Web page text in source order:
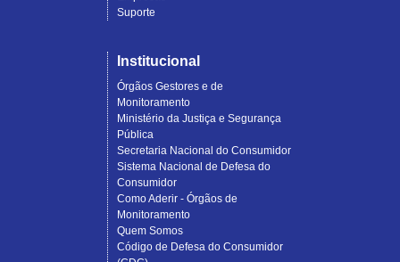
Suporte
Institucional
Órgãos Gestores e de
Monitoramento
Ministério da Justiça e Segurança
Pública
Secretaria Nacional do Consumidor
Sistema Nacional de Defesa do
Consumidor
Como Aderir - Órgãos de
Monitoramento
Quem Somos
Código de Defesa do Consumidor